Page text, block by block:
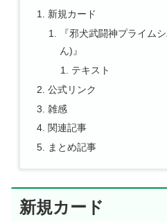
新規カード
『邪犬武闘神プライム
ん)』
テキスト
公式リンク
雑感
関連記事
まとめ記事
新規カード